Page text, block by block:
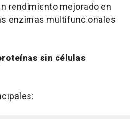
rendimiento mejorado en
enzimas multifuncionales
sin células